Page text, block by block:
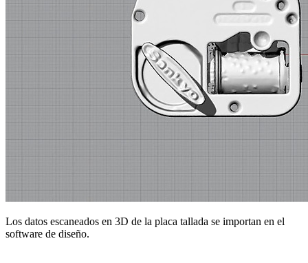
Los datos escaneados en 3D de la placa tallada se importan en el
software de diseño.